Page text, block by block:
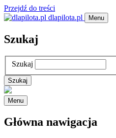
Przejdź do treści
dlapilota.pl
Menu
Szukaj
Szukaj
Menu
Główna nawigacja